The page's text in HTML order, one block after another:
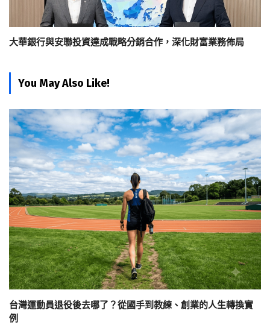
大華銀行與安聯投資達成戰略分銷合作，深化財富業務佈局
You May Also Like!
台灣運動員退役後去哪了？從國手到教練、創業的人生轉換實
例